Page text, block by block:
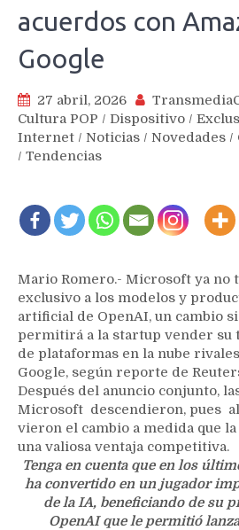
acuerdos con
Google
27 abril, 2026
Cultura POP / Dispositivo /
Internet / Noticias / Novedades /
/ Tendencias
Mario Romero.- Microsoft ya no
exclusivo a los modelos y
artificial de OpenAI, un cambio
permitirá a la startup vender su
de plataformas en la nube
Google, según reporte de
Después del anuncio conjunto,
Microsoft descendieron, pues
vieron el cambio a medida que
una valiosa ventaja competitiva.
Tenga en cuenta que en los
ha convertido en un jugador
de la IA, beneficiando de su
OpenAI que le permitió